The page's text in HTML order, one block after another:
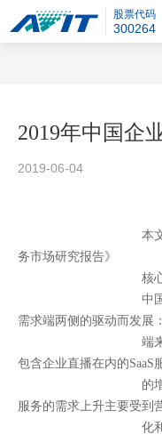
股票代码
300264
2019年中国企
2019-06-04
本文摘自艾瑞咨
务市场研究报告》
核心摘
中国企业直播服
需求端两侧的驱动而发展：
端来看，底层云
包含企业直播在内的SaaS
的增长；从需求
服务的需求上升主要受到
化和管理数字